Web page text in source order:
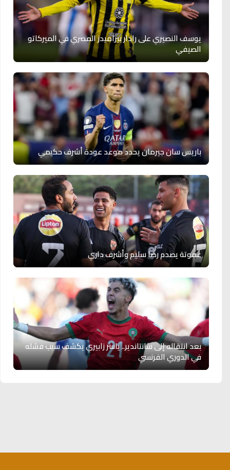
يوسف النصيري على رادار بيراميدز المصري في الميركاتو
الصيفي
باريس سان جيرمان يحدد موعد عودة أشرف حكيمي
عموتة يصدم رضا سليم وأشرف داري
بعد انتقاله إلى سانتاندير.. ياسر زابيري يكشف سبب فشله
في الدوري الفرنسي